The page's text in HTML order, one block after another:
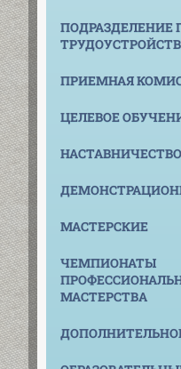
ПОДРАЗДЕЛЕНИЕ
ПРИЕМНАЯ
ЦЕЛЕВОЕ
НАСТАВНИЧЕСТВО
МАСТЕРСКИЕ
ЧЕМПИОНАТЫ
МАСТЕРСТВА